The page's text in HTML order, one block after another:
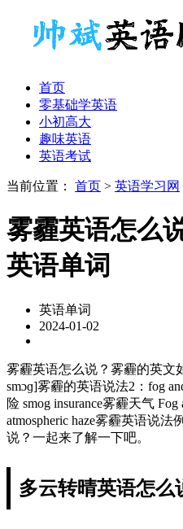
首页
零基础学英语
小初高大
趣味英语
英语考试
当前位置： 首页 > 英语学习网
雾霾英语怎么
英语单词
英语单词
2024-01-02
雾霾英语怎么说？雾霾的英文
smɔɡ]雾霾的英语说法2：fog
险 smog insurance雾霾天气
atmospheric haze雾霾英语说
说？一起来了解一下吧。
多云转晴英语怎么